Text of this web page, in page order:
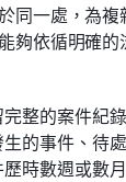
同一處，為
夠依循明確
整的案件紀
的事件、待
時數週或數月